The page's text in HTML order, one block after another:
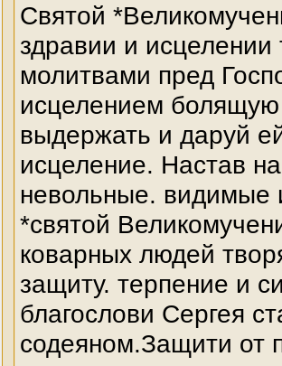
Святой
здравии и
молитвами пред
исцелением
выдержать и даруй
исцеление. Настав
невольные. видимые
*святой
коварных людей
защиту. терпение и
благослови Сергея
содеяном.Защити от